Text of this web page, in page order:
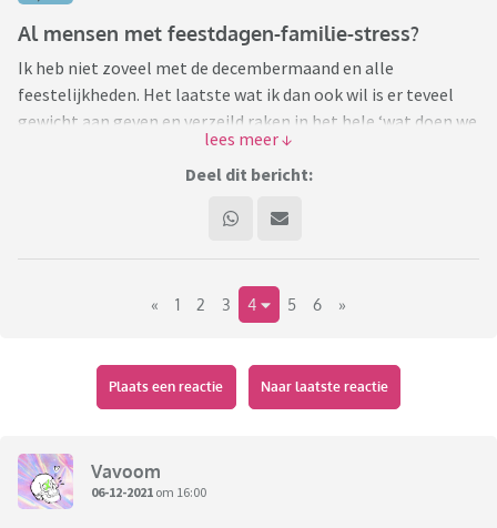
Al mensen met feestdagen-familie-stress?
Ik heb niet zoveel met de decembermaand en alle
feestelijkheden. Het laatste wat ik dan ook wil is er teveel
gewicht aan geven en verzeild raken in het hele ‘wat doen we
dit jaar en bij wie?’. Maar wat gebeurt er ieder jaar weer; exact
dat. Sinds ik met mijn vriend samenwoon is het eigenlijk elk
(anderhalf uur rijden), zijn ouders wonen weer de andere kant
op, ik heb geen zin in twee dagen lang van hot naar her
rijden, het liefst wil ik eigenlijk gewoon niks.
verplichtingen, langskomen of niet is allemaal prima. Maar
bij de ouders van mijn vriend zijn er toch wat meer
(impliciete) verwachtingen. Er is, na het overlijden van zijn
verplicht hoeven voelen om het met z’n allen te vieren,
maar dat is in de praktijk toch niet echt zo, stel we zeggen
Deel dit bericht:
« 1 2 3 4 5 6 »
Plaats een reactie Naar laatste reactie
Vavoom
06-12-2021 om 16:00